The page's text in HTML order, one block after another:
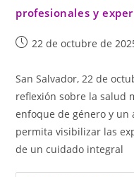
profesionales y
22 de octubre de
San Salvador, 22 de
reflexión sobre la salud
enfoque de género y
permita visibilizar las
de un cuidado integral